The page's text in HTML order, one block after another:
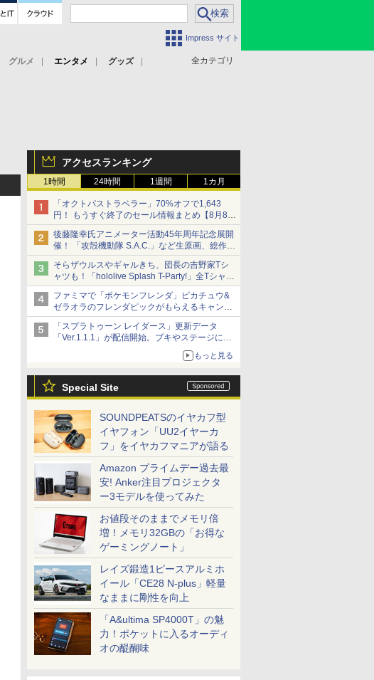
Impress サイト
全カテゴリ
グルメ エンタメ
グッズ
アクセスランキング
1時間 24時間 1週間 1カ月
「オクトパストラベラー」70%オフで1,643
円！ もうすぐ終了のセール情報まとめ【8月8日
更新】
ニンテンドーeショップでは「大神 絶景版」が
67%オフで990円
後藤隆幸氏アニメーター活動45年周年記念展開
催！ 「攻殻機動隊 S.A.C.」など生原画、総作画
監督修正が展示
そらザウルスやギャルきち、団長の吉野家Tシ
ャツも！「hololive Splash T-Party!」全Tシャツ
ラインナップ公開＆オンライン販売開始
ファミマで「ポケモンフレンダ」ピカチュウ&
ゼラオラのフレンダピックがもらえるキャンペ
ーン開催！
「スプラトゥーン レイダース」更新データ
「Ver.1.1.1」が配信開始。ブキやステージに関
もっと見る
Special Site
SOUNDPEATSのイヤカフ型
イヤフォン「UU2イヤーカ
フ」をイヤカフマニアが語る
Amazon プライムデー過去最
安! Anker注目プロジェクタ
ー3モデルを使ってみた
お値段そのままでメモリ倍
増！メモリ32GBの「お得な
ゲーミングノート」
レイズ鍛造1ピースアルミホ
イール「CE28 N-plus」軽量
なままに剛性を向上
「A&ultima SP4000T」の魅
力！ポケットに入るオーディ
オの醍醐味